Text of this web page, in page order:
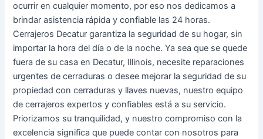
ocurrir en cualquier momento, por eso nos dedicamos a
brindar asistencia rápida y confiable las 24 horas.
Cerrajeros Decatur garantiza la seguridad de su hogar, sin
importar la hora del día o de la noche. Ya sea que se quede
fuera de su casa en Decatur, Illinois, necesite reparaciones
urgentes de cerraduras o desee mejorar la seguridad de su
propiedad con cerraduras y llaves nuevas, nuestro equipo
de cerrajeros expertos y confiables está a su servicio.
Priorizamos su tranquilidad, y nuestro compromiso con la
excelencia significa que puede contar con nosotros para